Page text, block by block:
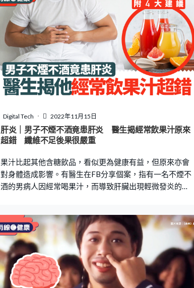
歲的「雷神」基斯咸士禾夫接受雜誌訪問時提到，拍攝在
Disney+上架的紀錄片《基斯咸士禾夫挑戰極限》
（Limitless with Chris Hemsworth）的第5集時，曾跟醫生
會面。接受一輪基因測試後，結果發現他體內有2個「載脂
蛋白E4基因」（ApoE4），分別遺傳自父母，以致患上認
知障礙症的風險，會較正常人高出8至10倍。 祖父同患腦
退化 暫別影壇休息 基斯咸士禾夫又表示自己祖父亦患有阿
茲海默症，不記得身邊家人。他原本以為自己很健康，但
紀錄片期間與臨終陪伴員見面時，產生了對死亡的領悟，
於是做了暫別影壇的決定。他強調自己只是希望休息一段
時間並陪伴家人，更說希望能透過節目中公開自己檢查
Digital Tech 2022年11月15日
肝炎｜男子不煙不酒竟患肝炎 醫生揭經常飲果汁原來
超錯 纖維不足後果很嚴重
果汁比起其他含糖飲品，看似更為健康有益，但原來亦會
對身體造成影響。有醫生在FB分享個案，指有一名不煙不
酒的男病人因經常喝果汁，而導致肝臟出現輕微發炎的情
Facebook專頁「思思醫師，陪你健康的好朋友」發文，指
果汁看似比手搖飲品更健康，坊間亦有很多偏方表示利用
果汁來排毒，並且改善消化道健康，但事實並非如此。他
分享一宗病例，指有一名男病人既不吸煙，又不喝酒，但
其肝功能卻在幾個月內從正常水平上升到「紅字的階
段」，肝臟出現輕微發炎的狀況。他認為是與患者經常飲